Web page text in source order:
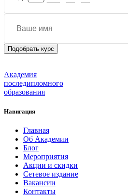
Академия
последипломного
образования
Навигация
Главная
Об Академии
Блог
Мероприятия
Акции и скидки
Сетевое издание
Вакансии
Контакты